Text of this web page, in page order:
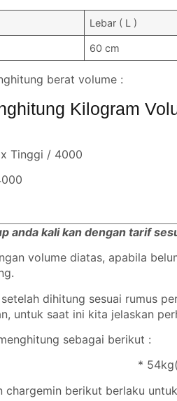
Lebar ( L )
60 cm
berat volume :
Kilogram
Tinggi / 4000
anda kali kan dengan tarif
volume diatas, apabila
dihitung sesuai rumus
untuk saat ini kita jelaskan
sebagai berikut :
*
chargemin berikut berlaku